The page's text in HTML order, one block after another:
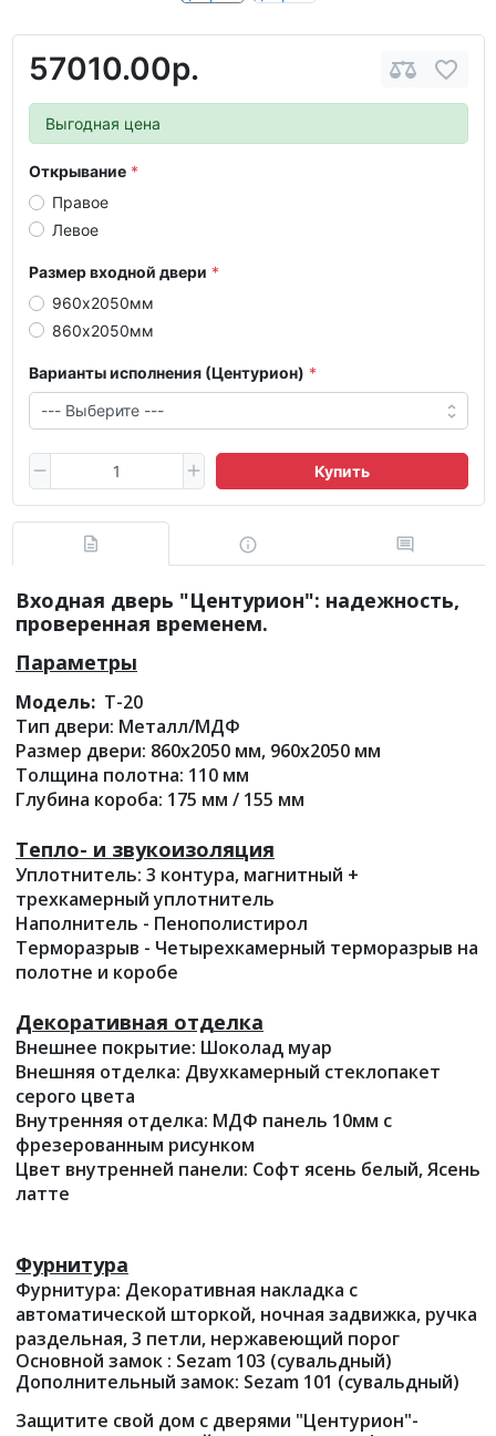
57010.00р.
Выгодная цена
Открывание
Правое
Левое
Размер входной двери
960х2050мм
860х2050мм
Варианты исполнения (Центурион)
Купить
Входная дверь "Центурион": надежность,
проверенная временем.
Параметры
Модель: Т-20
Тип двери: Металл/МДФ
Размер двери: 860х2050 мм, 960х2050 мм
Толщина полотна: 110 мм
Глубина короба: 175 мм / 155 мм
Тепло- и звукоизоляция
Уплотнитель: 3 контура, магнитный +
трехкамерный уплотнитель
Наполнитель - Пенополистирол
Терморазрыв - Четырехкамерный терморазрыв на
полотне и коробе
Декоративная отделка
Внешнее покрытие: Шоколад муар
Внешняя отделка: Двухкамерный стеклопакет
серого цвета
Внутренняя отделка: МДФ панель 10мм с
фрезерованным рисунком
Цвет внутренней панели: Софт ясень белый, Ясень
латте
Фурнитура
Фурнитура: Декоративная накладка с
автоматической шторкой, ночная задвижка, ручка
раздельная, 3 петли, нержавеющий порог
Основной замок : Sezam 103 (сувальдный)
Дополнительный замок: Sezam 101 (сувальдный)
Защитите свой дом с дверями "Центурион"-